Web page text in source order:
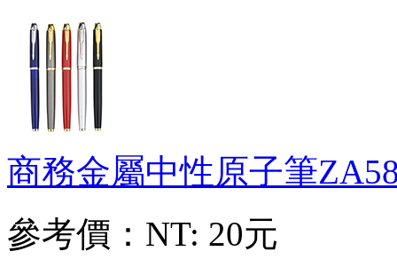
商務金屬中性原子筆
參考價： NT: 20元